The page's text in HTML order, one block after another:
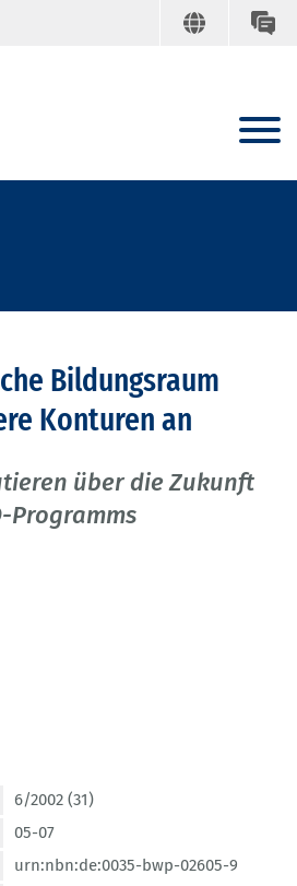
Bildungsraum
Konturen an
über die Zukunft
Programms
6/2002 (31)
05-07
urn:nbn:de:0035-bwp-02605-9